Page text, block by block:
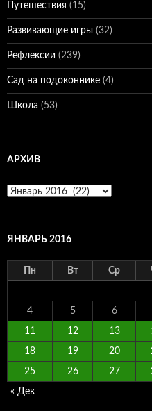
Путешествия (15)
Развивающие игры (32)
Рефлексии (239)
Сад на подоконнике (4)
Школа (53)
АРХИВ
Архив
ЯНВАРЬ 2016
Пн Вт Ср
4 5 6
11 12 13
18 19 20
25 26 27
« Дек